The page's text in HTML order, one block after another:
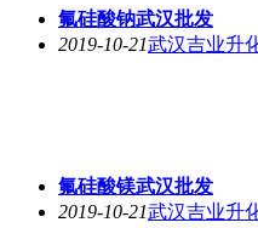
氟硅酸钠武汉批发
2019-10-21武汉吉业升
氟硅酸镁武汉批发
2019-10-21武汉吉业升